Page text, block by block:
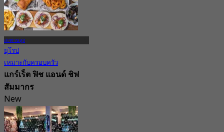
สะพานสูง
ยุโรป
เหมาะกับครอบครัว
แกร์เร็ต ฟิช แอนด์ ชิฟ
สัมมากร
New
4.6
จาก฿ 450